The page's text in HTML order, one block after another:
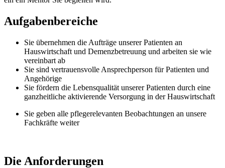
Aufgabenbereiche
Sie übernehmen die Aufträge unserer Patienten an
Hauswirtschaft und Demenzbetreuung und arbeiten sie wie
vereinbart ab
Sie sind vertrauensvolle Ansprechperson für Patienten und
Angehörige
Sie fördern die Lebensqualität unserer Patienten durch eine
ganzheitliche aktivierende Versorgung in der Hauswirtschaft
Sie geben alle pflegerelevanten Beobachtungen an unsere
Fachkräfte weiter
Die Anforderungen